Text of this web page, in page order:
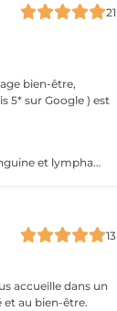
21
bien-être,
5* sur Google ) est
Le drainage lymphatique active la circulation sanguine et lymphatique; il favorise l'élimination des toxines. Le système lymphatique est actif et spécifique pour aider à relancer le système immunitaire. Ce massage doux permettra aux personnes qui ont des sensations de fatigue, de jambes lourdes et de stress, de pouvoir permettre à leur corps de stopper la fatigue plus facilement. Il peut en outre être recommandé aux femmes enceintes qui souffrent de rester debout. De surcroît, il agit de manière positive sur l'humeur. Enfin, après un drainage lymphatique, on constate également très souvent une amélioration du sommeil.
13
et au bien-être.